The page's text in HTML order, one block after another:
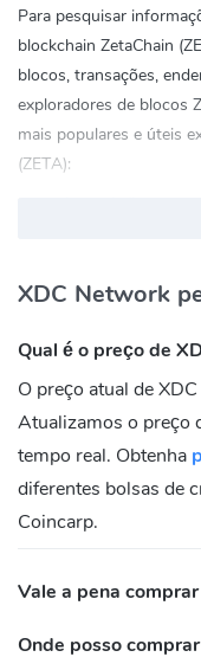
Para pesquisar
blockchain ZetaChain
blocos, transações,
exploradores de blocos
mais populares e úteis
(ZETA):
xdcscan.com
XDC Network
FaceBook:
https://
Twitter: https://
Reddit:
XDC Network
Qual é o preço de
O preço atual de
Atualizamos o preço
tempo real. Obtenha
diferentes bolsas de
Coincarp.
Vale a pena
Onde posso